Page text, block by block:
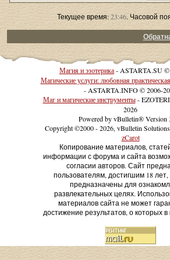
Текущее время:23:46. Часовой
Магия и эзотерика- ASTARTA.SU ©
Магические услуги: любовная
- ASTARTA.INFO © 2006-
Маг и магические инструменты-
2026
Powered by vBulletin® Version
Copyright ©2000 - 2026, vBulletin
zCarot
Копирование материалов,
информации с форума и сайта
согласии авторов. Сайт
пользователям, достигшим 18
предназначены для
развлекательных целях.
материалов сайта не может
достижение результатов, о которых в